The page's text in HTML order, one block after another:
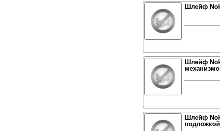
Шлейф
Шлейф
Шлейф
подложкой